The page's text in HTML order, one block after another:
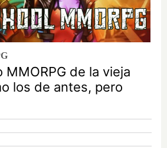
MMORPG de la vieja
los de antes, pero